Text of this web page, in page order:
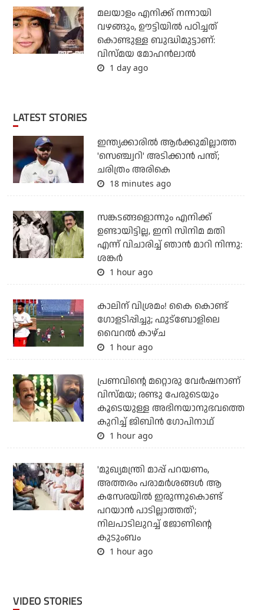
മലയാളം എനിക്ക് നന്നായി
വഴങ്ങും, ഊട്ടിയില്‍ പഠിച്ചത്
കൊണ്ടുള്ള ബുദ്ധിമുട്ടാണ്:
വിസ്മയ മോഹന്‍ലാല്‍
1 day ago
LATEST STORIES
ഇന്ത്യക്കാരില്‍ ആര്‍ക്കുമില്ലാത്ത
'സെഞ്ച്വറി' അടിക്കാന്‍ പന്ത്;
ചരിത്രം അരികെ
18 minutes ago
സങ്കടങ്ങളൊന്നും എനിക്ക്
ഉണ്ടായിട്ടില്ല, ഇനി സിനിമ മതി
എന്ന് വിചാരിച്ച് ഞാന്‍ മാറി നിന്നു:
ശങ്കര്‍
1 hour ago
കാലിന് വിശ്രമം! കൈ കൊണ്ട്
ഗോളടിപ്പിച്ചു; ഫുട്‌ബോളിലെ
വൈറല്‍ കാഴ്ച
1 hour ago
പ്രണവിന്റെ മറ്റൊരു വേർഷനാണ്
വിസ്മയ; രണ്ടു പേരുടെയും
കൂടെയുള്ള അഭിനയാനുഭവത്തെ
കുറിച്ച് ജിബിൻ ഗോപിനാഥ്
1 hour ago
'മുഖ്യമന്ത്രി മാപ്പ് പറയണം,
അത്തരം പരാമര്‍ശങ്ങള്‍ ആ
കസേരയില്‍ ഇരുന്നുകൊണ്ട്
പറയാന്‍ പാടില്ലാത്തത്';
നിലപാടിലുറച്ച് ജോണിന്റെ
കുടുംബം
1 hour ago
VIDEO STORIES